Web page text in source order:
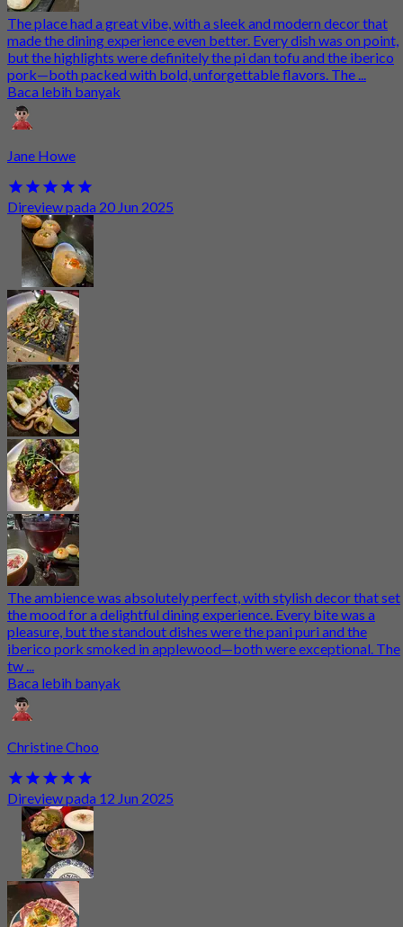
The place had a great vibe, with a sleek and modern decor that
made the dining experience even better. Every dish was on point,
but the highlights were definitely the pi dan tofu and the iberico
pork—both packed with bold, unforgettable flavors. The ...
Baca lebih banyak
Jane Howe
Direview pada 20 Jun 2025
The ambience was absolutely perfect, with stylish decor that set
the mood for a delightful dining experience. Every bite was a
pleasure, but the standout dishes were the pani puri and the
iberico pork smoked in applewood—both were exceptional. The
tw ...
Baca lebih banyak
Christine Choo
Direview pada 12 Jun 2025